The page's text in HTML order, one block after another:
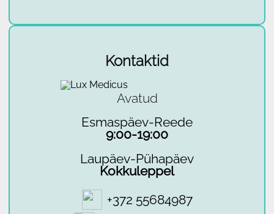
Kontaktid
Avatud
Esmaspäev-Reede
9:00-19:00
Laupäev-Pühapäev
Kokkuleppel
+372 55684987